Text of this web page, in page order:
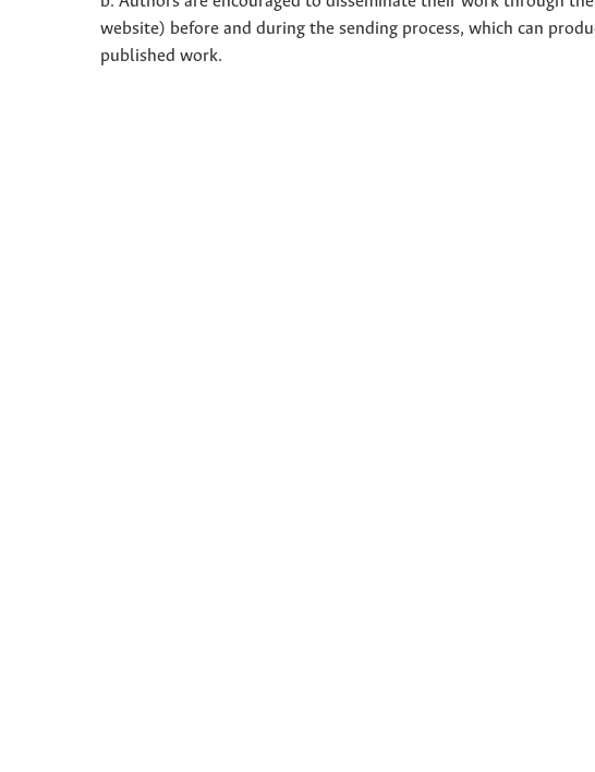
website) before and during the sending process, which can
published work.